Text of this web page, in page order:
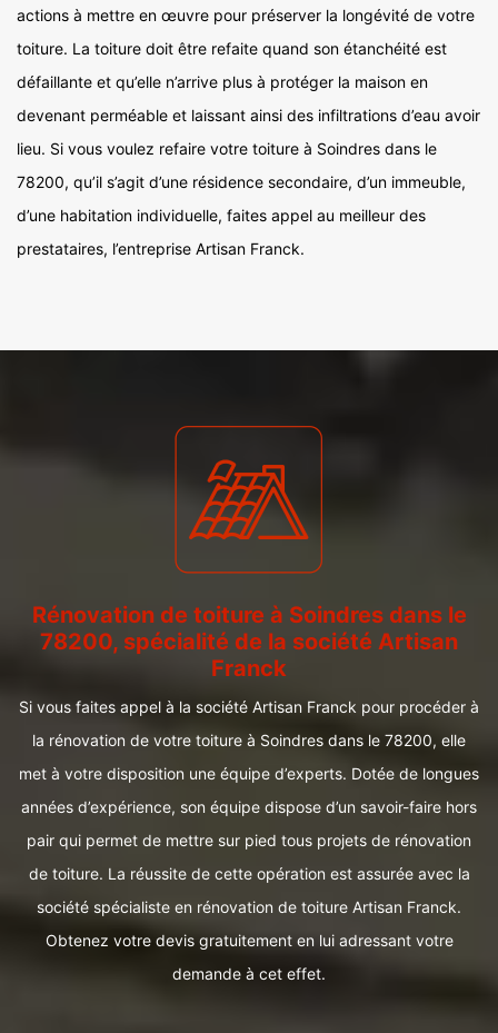
actions à mettre en œuvre pour préserver la longévité de votre
toiture. La toiture doit être refaite quand son étanchéité est
défaillante et qu’elle n’arrive plus à protéger la maison en
devenant perméable et laissant ainsi des infiltrations d’eau avoir
lieu. Si vous voulez refaire votre toiture à Soindres dans le
78200, qu’il s’agit d’une résidence secondaire, d’un immeuble,
d’une habitation individuelle, faites appel au meilleur des
prestataires, l’entreprise Artisan Franck.
Rénovation de toiture à Soindres dans le
78200, spécialité de la société Artisan
Franck
Si vous faites appel à la société Artisan Franck pour procéder à
la rénovation de votre toiture à Soindres dans le 78200, elle
met à votre disposition une équipe d’experts. Dotée de longues
années d’expérience, son équipe dispose d’un savoir-faire hors
pair qui permet de mettre sur pied tous projets de rénovation
de toiture. La réussite de cette opération est assurée avec la
société spécialiste en rénovation de toiture Artisan Franck.
Obtenez votre devis gratuitement en lui adressant votre
demande à cet effet.